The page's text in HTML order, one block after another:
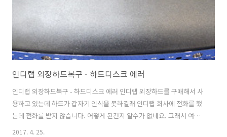
인디랩 외장하드복구 - 하드디스크 에러
인디랩 외장하드복구 - 하드디스크 에러 인디랩 외장하드를 구매해서 사
용하고 있는데 하드가 갑자기 인식을 못하길래 인디랩 회사에 전화를 했
는데 전화를 받지 않습니다. 어떻게 된건지 알수가 없네요. 그래서 여기
저기 찾다가 데이터는 복구업체에 맡겨서 복구해야 한다고 해서 연락드
2017. 4. 25.